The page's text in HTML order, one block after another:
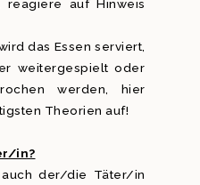
reagiere auf Hinweis
das Essen serviert,
weitergespielt oder
werden, hier
Theorien auf!
in?
der/die Täter/in